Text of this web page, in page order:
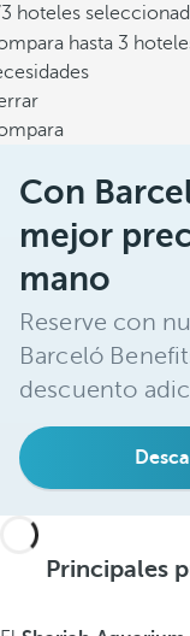
hoteles
hasta 3
Con
mejor
mano
Reserve con
Barceló
descuento
Principales